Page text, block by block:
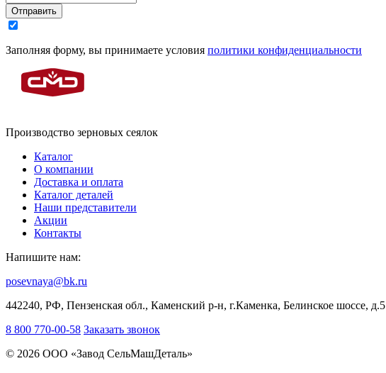
Отправить
Заполняя форму, вы принимаете условия политики конфиденциальности
Производство зерновых сеялок
Каталог
О компании
Доставка и оплата
Каталог деталей
Наши представители
Акции
Контакты
Напишите нам:
posevnaya@bk.ru
442240, РФ, Пензенская обл., Каменский р-н, г.Каменка, Белинское шоссе, д.5
8 800 770-00-58 Заказать звонок
© 2026 ООО «Завод СельМашДеталь»